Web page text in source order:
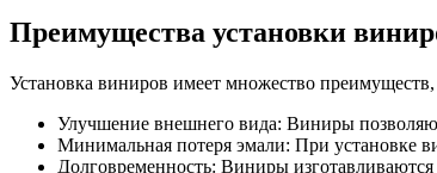
Преимущества установки
Установка виниров имеет множество
Улучшение внешнего вида: Виниры
Минимальная потеря эмали: При установке
Долговременность: Виниры